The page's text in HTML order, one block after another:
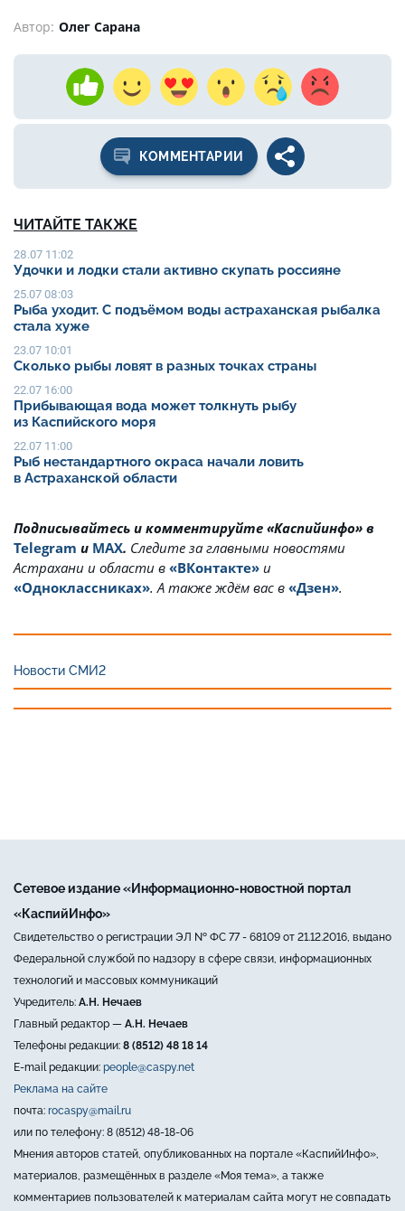
Автор: Олег Сарана
КОММЕНТАРИИ
ЧИТАЙТЕ ТАКЖЕ
28.07 11:02
Удочки и лодки стали активно скупать россияне
25.07 08:03
Рыба уходит. С подъёмом воды астраханская рыбалка
стала хуже
23.07 10:01
Сколько рыбы ловят в разных точках страны
22.07 16:00
Прибывающая вода может толкнуть рыбу
из Каспийского моря
22.07 11:00
Рыб нестандартного окраса начали ловить
в Астраханской области
Подписывайтесь и комментируйте «Каспийинфо» в
Telegram и MAX. Cледите за главными новостями
Астрахани и области в «ВКонтакте» и
«Одноклассниках». А также ждём вас в «Дзен».
Новости СМИ2
Сетевое издание «Информационно-новостной портал
«КаспийИнфо»
Свидетельство о регистрации ЭЛ № ФС 77 - 68109 от 21.12.2016, выдано
Федеральной службой по надзору в сфере связи, информационных
технологий и массовых коммуникаций
Учредитель: А.Н. Нечаев
Главный редактор — А.Н. Нечаев
Телефоны редакции: 8 (8512) 48 18 14
E-mail редакции: people@caspy.net
Реклама на сайте
почта: rocaspy@mail.ru
или по телефону: 8 (8512) 48-18-06
Мнения авторов статей, опубликованных на портале «КаспийИнфо»,
материалов, размещённых в разделе «Моя тема», а также
комментариев пользователей к материалам сайта могут не совпадать